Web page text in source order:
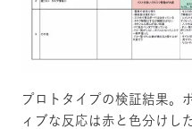
プロトタイプの検証結果。
ィブな反応は赤と色分けし